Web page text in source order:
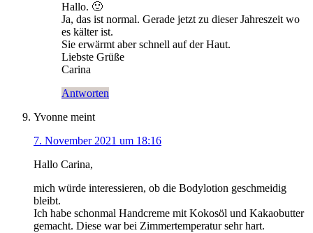
Hallo. 🙂
Ja, das ist normal. Gerade jetzt zu dieser Jahreszeit wo
es kälter ist.
Sie erwärmt aber schnell auf der Haut.
Liebste Grüße
Carina
Antworten
Yvonne meint
7. November 2021 um 18:16
Hallo Carina,
mich würde interessieren, ob die Bodylotion geschmeidig
bleibt.
Ich habe schonmal Handcreme mit Kokosöl und Kakaobutter
gemacht. Diese war bei Zimmertemperatur sehr hart.